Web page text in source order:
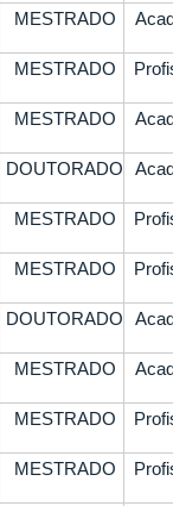
MESTRADO
MESTRADO
MESTRADO
DOUTORADO
MESTRADO
MESTRADO
DOUTORADO
MESTRADO
MESTRADO
MESTRADO